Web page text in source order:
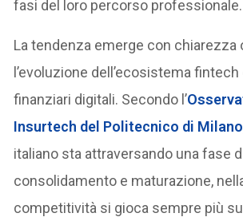
fasi del loro percorso professionale.
La tendenza emerge con chiarezza
l’evoluzione dell’ecosistema
finanziari digitali. Secondo l’
Insurtech del Politecnico di Milano
italiano sta attraversando una fase
consolidamento e maturazione,
competitività si gioca sempre più